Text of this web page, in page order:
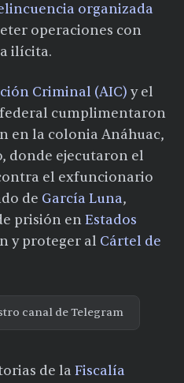
organizada
operaciones con
ilícita.
Criminal (AIC) y el
cumplimentaron
en la colonia Anáhuac,
donde ejecutaron el
el exfuncionario
de García Luna,
prisión enEstados
y proteger al Cártel de
canal de Telegram
de la Fiscalía